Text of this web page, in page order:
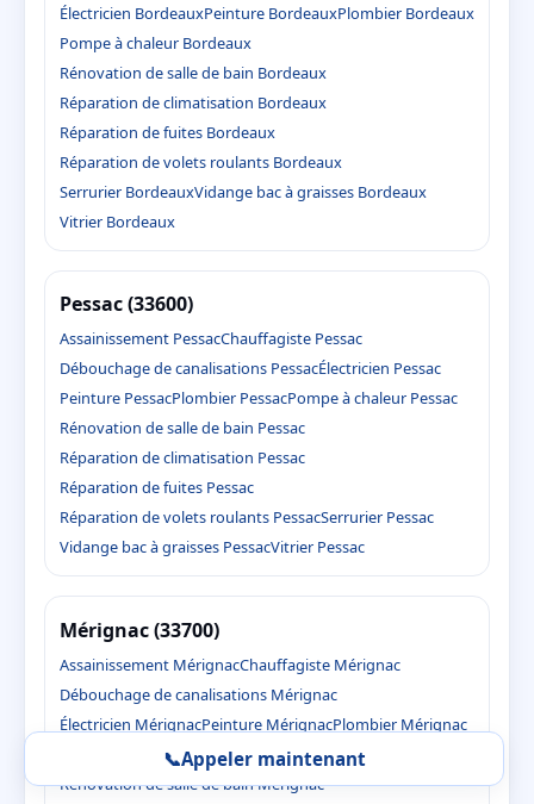
Électricien BordeauxPeinture BordeauxPlombier Bordeaux
Pompe à chaleur Bordeaux
Rénovation de salle de bain Bordeaux
Réparation de climatisation Bordeaux
Réparation de fuites Bordeaux
Réparation de volets roulants Bordeaux
Serrurier BordeauxVidange bac à graisses Bordeaux
Vitrier Bordeaux
Pessac (33600)
Assainissement PessacChauffagiste Pessac
Débouchage de canalisations PessacÉlectricien Pessac
Peinture PessacPlombier PessacPompe à chaleur Pessac
Rénovation de salle de bain Pessac
Réparation de climatisation Pessac
Réparation de fuites Pessac
Réparation de volets roulants PessacSerrurier Pessac
Vidange bac à graisses PessacVitrier Pessac
Mérignac (33700)
Assainissement MérignacChauffagiste Mérignac
Débouchage de canalisations Mérignac
Électricien MérignacPeinture MérignacPlombier Mérignac
Pompe à chaleur Mérignac
Rénovation de salle de bain Mérignac
📞Appeler maintenant